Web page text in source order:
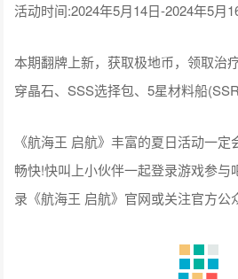
活动时间:2024年5月14日-2024年5月
本期翻牌上新，获取极地币，领取治
穿晶石、SSS选择包、5星材料船
《航海王 启航》丰富的夏日活动一定
畅快!快叫上小伙伴一起登录游戏参与
录《航海王 启航》官网或关注官方公